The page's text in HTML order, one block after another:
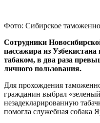
Фото: Сибирское
Сотрудники
пассажира из
табаком, в два раза
личного пользования.
Для прохождения
гражданин выбрал
незадекларированную
помогла служебная собака